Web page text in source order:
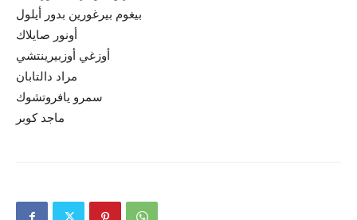
بيغوم بيرغورين بدور أيلول
أونور صايلاك
أوزغي أوزبيرينتشي
مراد دالتابان
سمرو يافروتشوك
ماجد كوبر